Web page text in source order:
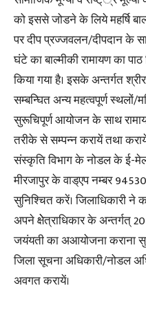
को इससे जोडने के लिये महर्षि
पर दीप प्रज्जवलन/दीपदान के
घंटे का बाल्मीकी रामायण का
किया गया है। इसके अन्तर्गत
सम्बन्घित अन्य महत्वपूर्ण स्थलों/
सुरूचिपूर्ण आयोजन के साथ
तरीके से सम्पन्न करायें तथा
संस्कृति विभाग के नोडल के ई-
मीरजापुर के वाड्एप नम्बर
सुनिश्चित करें। जिलाधिकारी ने
अपने क्षेेत्राधिकार के अन्तर्गत्
जयंयती का अआयोजना कराना
जिला सूचना अधिकारी/नोडल
अवगत करायें।